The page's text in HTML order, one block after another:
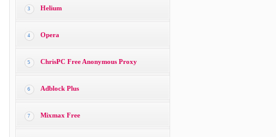
3 Helium
4 Opera
5 ChrisPC Free Anonymous Proxy
6 Adblock Plus
7 Mixmax Free